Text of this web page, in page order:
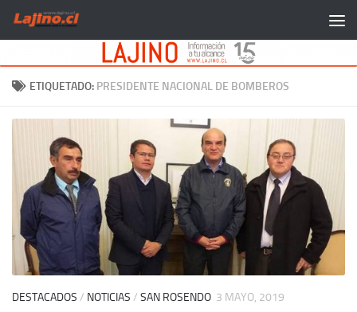
Saltar al contenido
ETIQUETADO: PRESIDENTE NACIONAL DE BOMBEROS
DESTACADOS / NOTICIAS / SAN ROSENDO 3 MAYO, 2019